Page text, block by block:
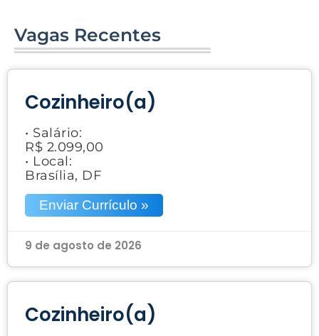
Vagas Recentes
Cozinheiro(a)
• Salário:
R$ 2.099,00
• Local:
Brasília, DF
Enviar Currículo »
9 de agosto de 2026
Cozinheiro(a)